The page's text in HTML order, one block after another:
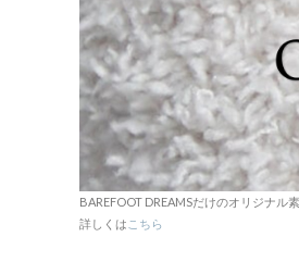
BAREFOOT DREAMSだけのオリジナル
詳しくは こちら